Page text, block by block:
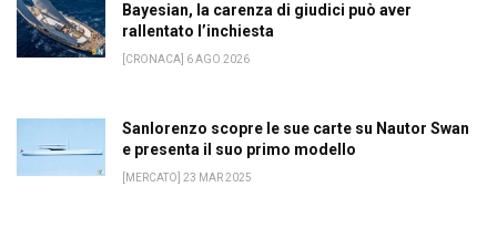
Bayesian, la carenza di giudici può aver
rallentato l’inchiesta
[CRONACA] 6 AGO 2026
Sanlorenzo scopre le sue carte su Nautor Swan
e presenta il suo primo modello
[MERCATO] 23 MAR 2025